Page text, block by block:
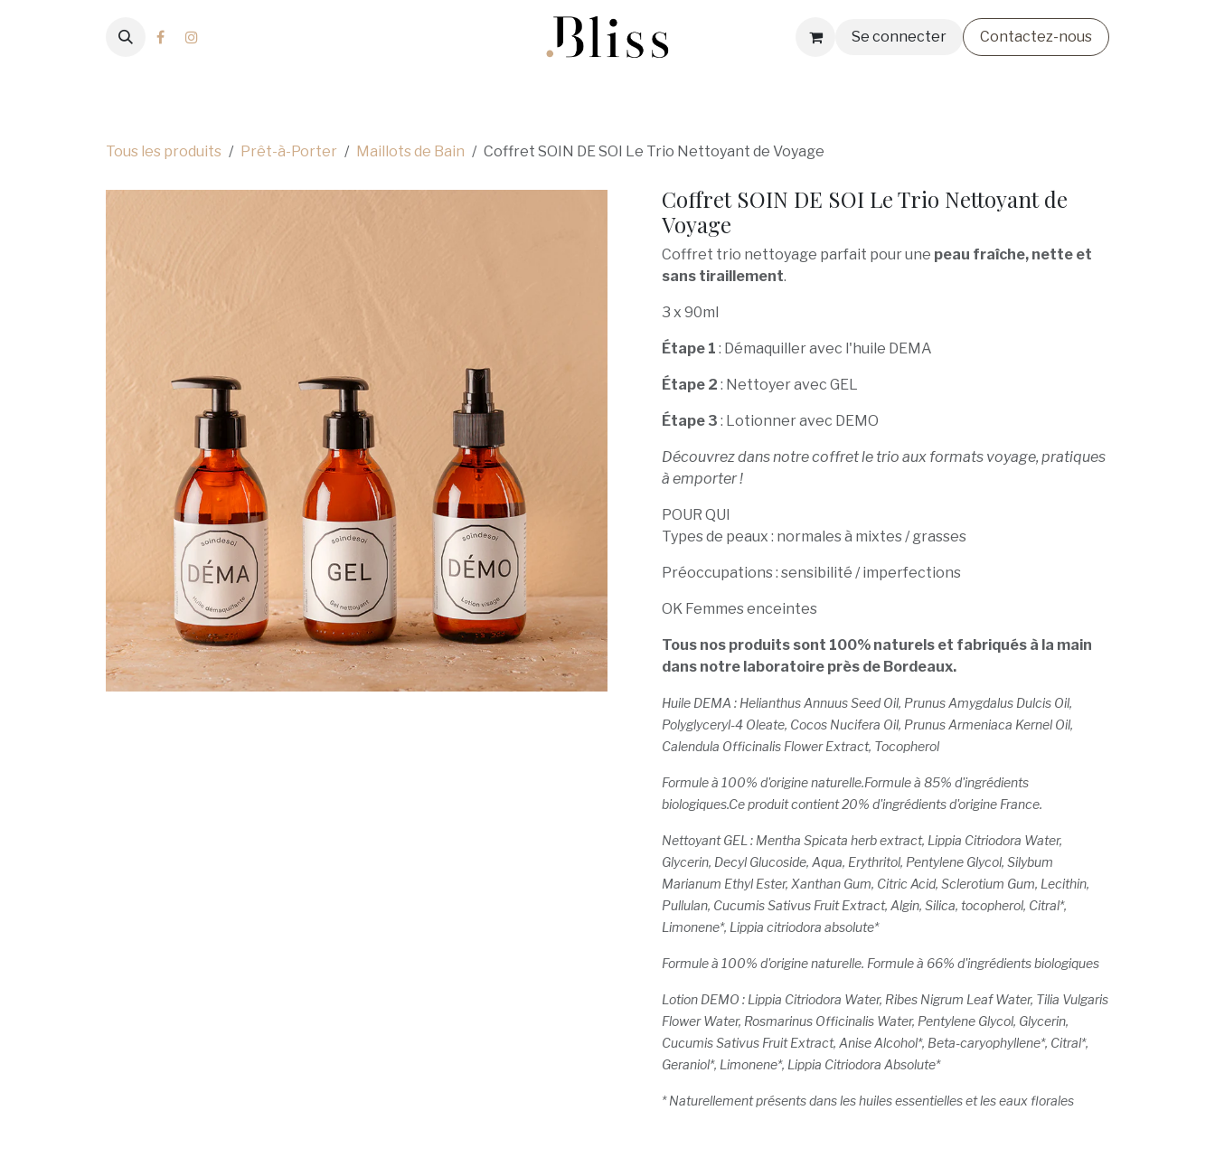
Se connecter
Contactez-nous
Tous les produits Prêt-à-Porter Maillots de Bain Coffret SOIN DE SOI Le Trio Nettoyant de Voyage
Coffret SOIN DE SOI Le Trio Nettoyant de
Voyage
Coffret trio nettoyage parfait pour une peau fraîche, nette et
sans tiraillement.
3 x 90ml
Étape 1 : Démaquiller avec l'huile DEMA
Étape 2 : Nettoyer avec GEL
Étape 3 : Lotionner avec DEMO
Découvrez dans notre coffret le trio aux formats voyage, pratiques
à emporter !
POUR QUI
Types de peaux : normales à mixtes / grasses
Préoccupations : sensibilité / imperfections
OK Femmes enceintes
Tous nos produits sont 100% naturels et fabriqués à la main
dans notre laboratoire près de Bordeaux.
Huile DEMA : Helianthus Annuus Seed Oil, Prunus Amygdalus Dulcis Oil,
Polyglyceryl-4 Oleate, Cocos Nucifera Oil, Prunus Armeniaca Kernel Oil,
Calendula Officinalis Flower Extract, Tocopherol
Formule à 100% d'origine naturelle.Formule à 85% d'ingrédients
biologiques.Ce produit contient 20% d'ingrédients d'origine France.
Nettoyant GEL : Mentha Spicata herb extract, Lippia Citriodora Water,
Glycerin, Decyl Glucoside, Aqua, Erythritol, Pentylene Glycol, Silybum
Marianum Ethyl Ester, Xanthan Gum, Citric Acid, Sclerotium Gum, Lecithin,
Pullulan, Cucumis Sativus Fruit Extract, Algin, Silica, tocopherol, Citral*,
Limonene*, Lippia citriodora absolute*
Formule à 100% d'origine naturelle. Formule à 66% d'ingrédients biologiques
Lotion DEMO : Lippia Citriodora Water, Ribes Nigrum Leaf Water, Tilia Vulgaris
Flower Water, Rosmarinus Officinalis Water, Pentylene Glycol, Glycerin,
Cucumis Sativus Fruit Extract, Anise Alcohol*, Beta-caryophyllene*, Citral*,
Geraniol*, Limonene*, Lippia Citriodora Absolute*
* Naturellement présents dans les huiles essentielles et les eaux florales